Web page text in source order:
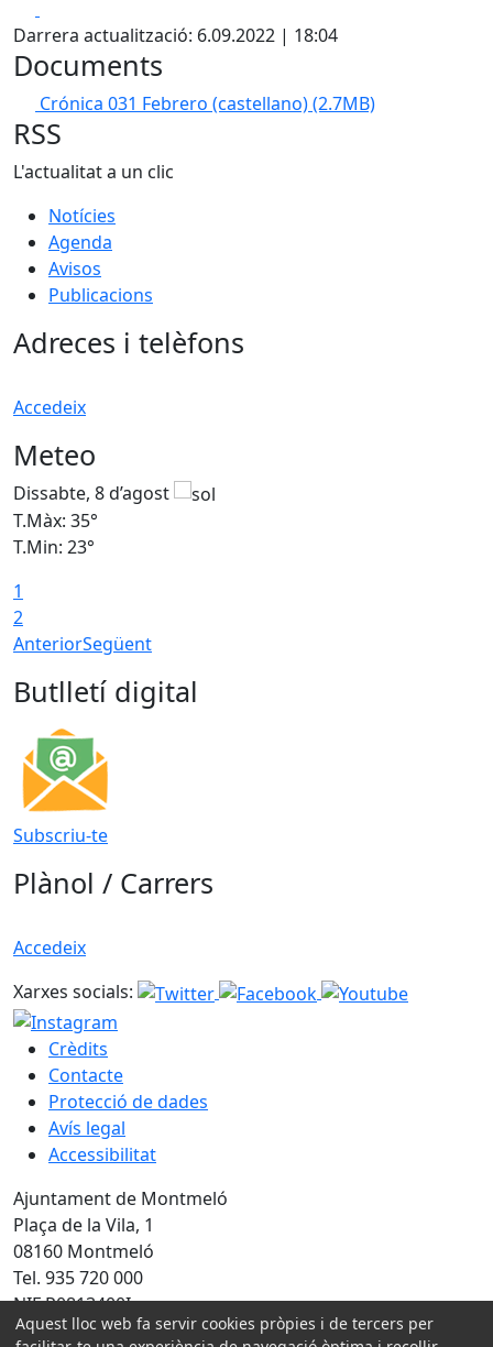
Darrera actualització: 6.09.2022 | 18:04
Documents
Crónica 031 Febrero (castellano)(2.7MB)
RSS
L'actualitat a un clic
Notícies
Agenda
Avisos
Publicacions
Adreces i telèfons
Accedeix
Meteo
Dissabte, 8 d’agost
T.Màx: 35°
T.Min: 23°
1
2
AnteriorSegüent
Butlletí digital
Subscriu-te
Plànol / Carrers
Accedeix
Xarxes socials:
Crèdits
Contacte
Protecció de dades
Avís legal
Accessibilitat
Ajuntament de Montmeló
Plaça de la Vila, 1
08160 Montmeló
Tel. 935 720 000
NIF P0813400I
Aquest lloc web fa servir cookies pròpies i de tercers per